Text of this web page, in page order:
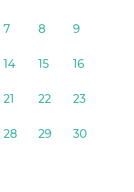
7 8 9
14 15 16
21 22 23
28 29 30